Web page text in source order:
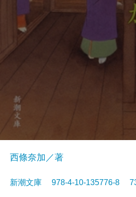
西條奈加／著
新潮文庫 978-4-10-135776-8